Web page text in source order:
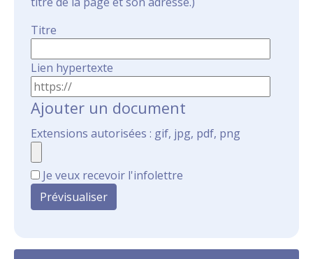
Titre
Lien hypertexte
Ajouter un document
Extensions autorisées : gif, jpg, pdf, png
Je veux recevoir l'infolettre